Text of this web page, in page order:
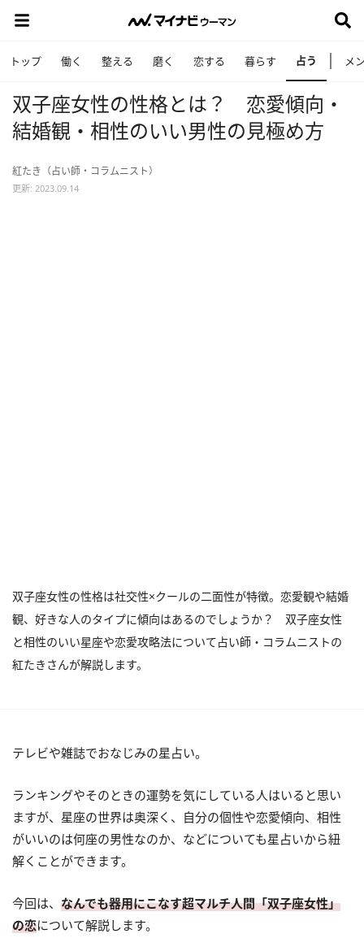
トップ 働く 整える 磨く 恋する 暮らす 占う メ
双子座女性の性格とは？ 恋愛傾向・
結婚観・相性のいい男性の見極め方
紅たき（占い師・コラムニスト）
更新: 2023.09.14
双子座女性の性格は社交性×クールの二面性が特徴。恋愛観や結婚
観、好きな人のタイプに傾向はあるのでしょうか？ 双子座女性
と相性のいい星座や恋愛攻略法について占い師・コラムニストの
紅たきさんが解説します。
テレビや雑誌でおなじみの星占い。
ランキングやそのときの運勢を気にしている人はいると思い
ますが、星座の世界は奥深く、自分の個性や恋愛傾向、相性
がいいのは何座の男性なのか、などについても星占いから紐
解くことができます。
今回は、 なんでも器用にこなす超マルチ人間「双子座女性」
の恋について解説します。